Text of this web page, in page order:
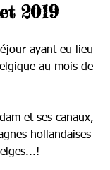
2019
ayant eu lieu
au mois de
et ses canaux,
hollandaises